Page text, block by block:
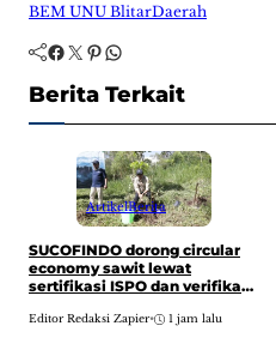
BEM UNU BlitarDaerah
Facebook Twitter Pinterest WhatsApp
Berita Terkait
ArtikelBerita
SUCOFINDO dorong circular
economy sawit lewat
sertifikasi ISPO dan verifikasi
Indonesia Emas 2045
Editor Redaksi Zapier• 1 jam lalu